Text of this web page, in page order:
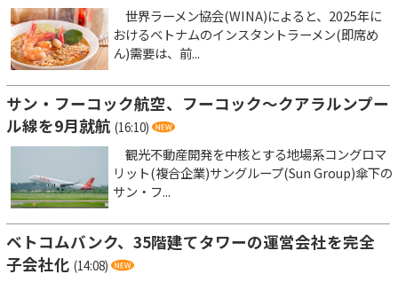
世界ラーメン協会(WINA)によると、2025年に
おけるベトナムのインスタントラーメン(即席め
ん)需要は、前...
サン・フーコック航空、フーコック～クアラルンプー
ル線を9月就航 (16:10)
観光不動産開発を中核とする地場系コングロマ
リット(複合企業)サングループ(Sun Group)傘下の
サン・フ...
ベトコムバンク、35階建てタワーの運営会社を完全
子会社化 (14:08)